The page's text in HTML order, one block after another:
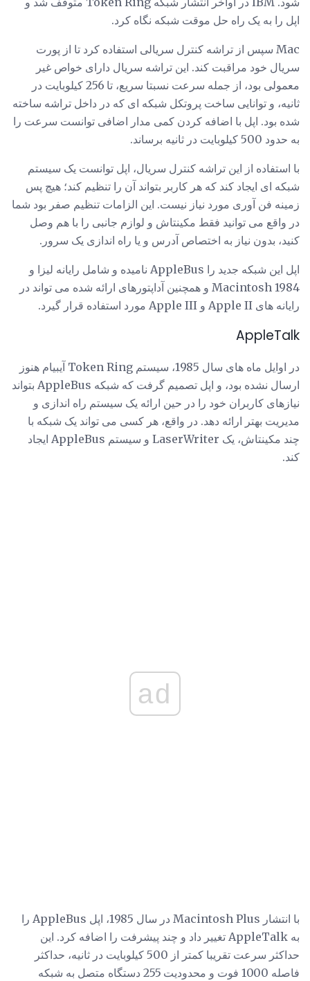
اپل را به یک راه حل موقت شبکه نگاه کرد.
Mac سپس از تراشه کنترل سریالی استفاده کرد تا از پورت
سریال خود مراقبت کند. این تراشه سریال دارای خواص غیر
معمولی بود، از جمله سرعت نسبتا سریع، تا 256 کیلوبایت در
ثانیه، و توانایی ساخت پروتکل شبکه ای که در داخل تراشه ساخته
شده بود. اپل با اضافه کردن کمی مدار اضافی توانست سرعت را
به حدود 500 کیلوبایت در ثانیه برساند.
با استفاده از این تراشه کنترل سریال، اپل توانست یک سیستم
شبکه ای ایجاد کند که هر کاربر بتواند آن را تنظیم کند؛ هیچ پس
زمینه فن آوری مورد نیاز نیست. این الزامات تنظیم صفر بود شما
در واقع می توانید فقط مکینتاش و لوازم جانبی را با هم وصل
کنید، بدون نیاز به اختصاص آدرس و یا راه اندازی یک سرور.
اپل این شبکه جدید را AppleBus نامیده و شامل رایانه لیزا و
Macintosh 1984 و همچنین آداپتورهای ارائه شده می تواند در
رایانه های Apple II و Apple III مورد استفاده قرار گیرد.
AppleTalk
در اوایل ماه های سال 1985، سیستم Token Ring آیبیام هنوز
ارسال نشده بود، و اپل تصمیم گرفت که شبکه AppleBus بتواند
نیازهای کاربران خود را در حین ارائه یک سیستم راه اندازی و
مدیریت بهتر ارائه دهد. در واقع، هر کسی می تواند یک شبکه با
چند مکینتاش، یک LaserWriter و سیستم AppleBus ایجاد
کند.
ad
با انتشار Macintosh Plus در سال 1985، اپل AppleBus را
به AppleTalk تغییر داد و چند پیشرفت را اضافه کرد. این
حداکثر سرعت تقریبا کمتر از 500 کیلوبایت در ثانیه، حداکثر
فاصله 1000 فوت و محدودیت 255 دستگاه متصل به شبکه